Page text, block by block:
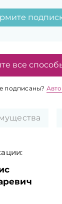
все
подписаны?